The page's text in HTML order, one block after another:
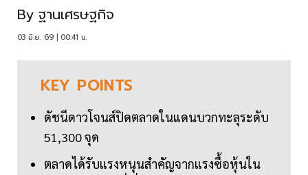
By ฐานเศรษฐกิจ
03 มิ.ย. 69 | 00:41 น.
KEY POINTS
ดัชนีดาวโจนส์ปิดตลาดในแดนบวกทะลุระดับ
51,300 จุด
ตลาดได้รับแรงหนุนสำคัญจากแรงซื้อหุ้นใน